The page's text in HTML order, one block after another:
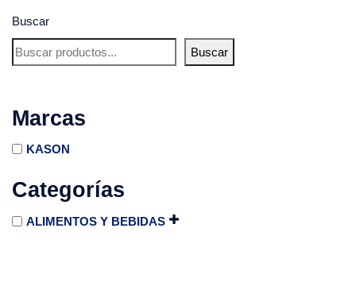
Buscar
Buscar
Marcas
KASON
Categorías
ALIMENTOS Y BEBIDAS